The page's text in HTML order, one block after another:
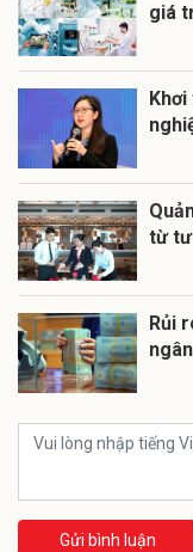
giá
từ tư
Rủi
Gửi bình luận